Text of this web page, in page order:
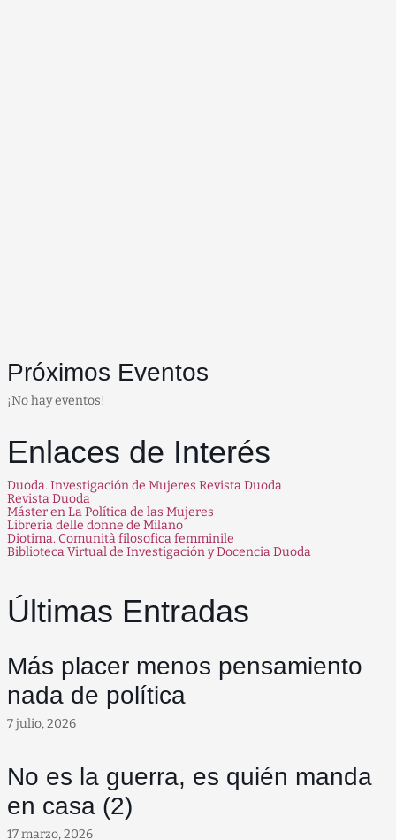
Próximos Eventos
¡No hay eventos!
Enlaces de Interés
Duoda. Investigación de Mujeres Revista Duoda
Revista Duoda
Máster en La Política de las Mujeres
Libreria delle donne de Milano
Diotima. Comunità filosofica femminile
Biblioteca Virtual de Investigación y Docencia Duoda
Últimas Entradas
Más placer menos pensamiento
nada de política
7 julio, 2026
No es la guerra, es quién manda
en casa (2)
17 marzo, 2026